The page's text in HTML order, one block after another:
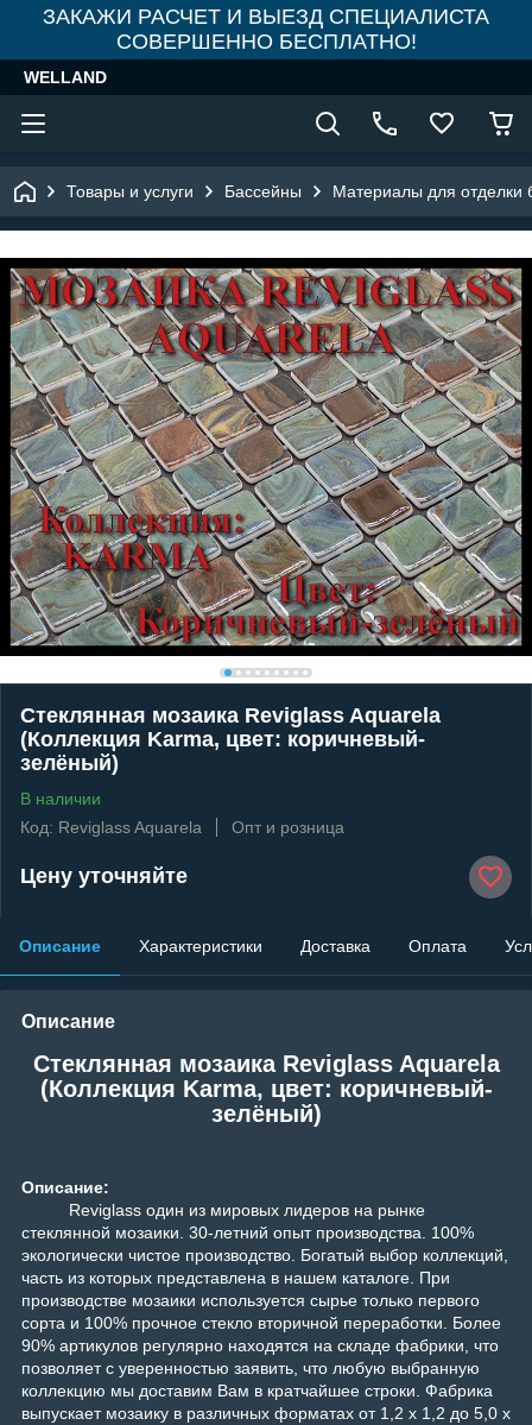
ЗАКАЖИ РАСЧЕТ И ВЫЕЗД СПЕЦИАЛИСТА
СОВЕРШЕННО БЕСПЛАТНО!
WELLAND
Товары и услуги Бассейны Материалы для отделки
Стеклянная мозаика Reviglass Aquarela
(Коллекция Karma, цвет: коричневый-
зелёный)
В наличии
Код: Reviglass Aquarela
Опт и розница
Цену уточняйте
Описание Характеристики Доставка Оплата
Описание
Стеклянная мозаика Reviglass Aquarela
(Коллекция Karma, цвет: коричневый-
зелёный)
Описание:
Reviglass один из мировых лидеров на рынке
стеклянной мозаики. 30-летний опыт производства. 100%
экологически чистое производство. Богатый выбор коллекций,
часть из которых представлена в нашем каталоге. При
производстве мозаики используется сырье только первого
сорта и 100% прочное стекло вторичной переработки. Более
90% артикулов регулярно находятся на складе фабрики, что
позволяет с уверенностью заявить, что любую выбранную
коллекцию мы доставим Вам в кратчайшее строки. Фабрика
выпускает мозаику в различных форматах от 1,2 х 1,2 до 5,0 х